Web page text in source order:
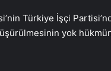
Türkiye İşçi
yok